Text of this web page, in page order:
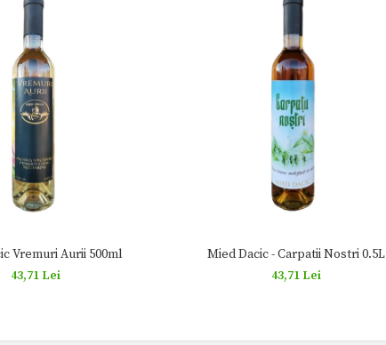
Vremuri Aurii 500ml
43,71 Lei
Mied Dacic - Carpatii Nostri 0.5L
43,71 Lei